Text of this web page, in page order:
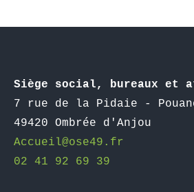
Siège social, bureaux et
7 rue de la Pidaie -
49420 Ombrée d'Anjou
Accueil@ose49.fr
02 41 92 69 39